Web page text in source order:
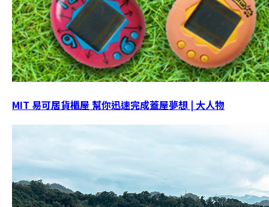
MIT 易可居貨櫃屋 幫你迅速完成蓋屋夢想 | 大人物